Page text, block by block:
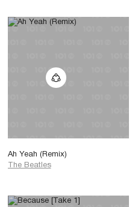
Ah Yeah (Remix)
The Beatles